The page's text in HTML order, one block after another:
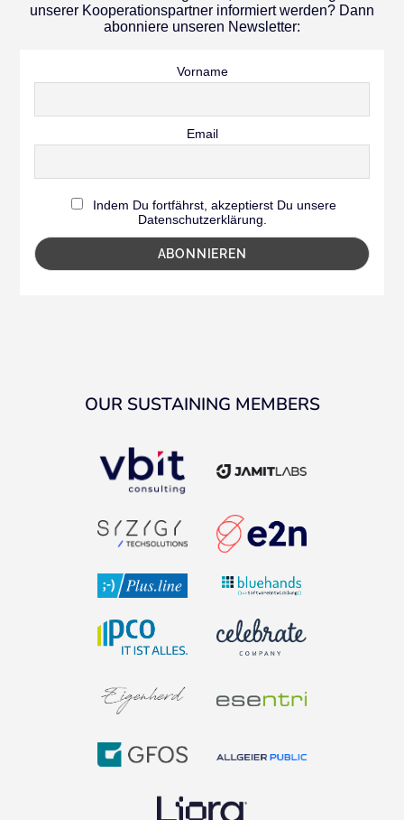
unserer Kooperationspartner informiert werden? Dann
abonniere unseren Newsletter:
Vorname
Email
Indem Du fortfährst, akzeptierst Du unsere
Datenschutzerklärung.
OUR SUSTAINING MEMBERS